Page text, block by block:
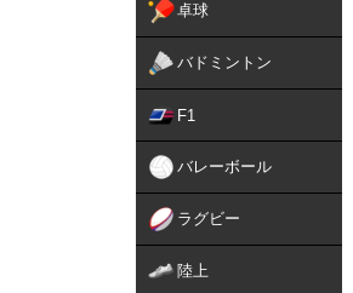
卓球
バドミントン
F1
バレーボール
ラグビー
陸上